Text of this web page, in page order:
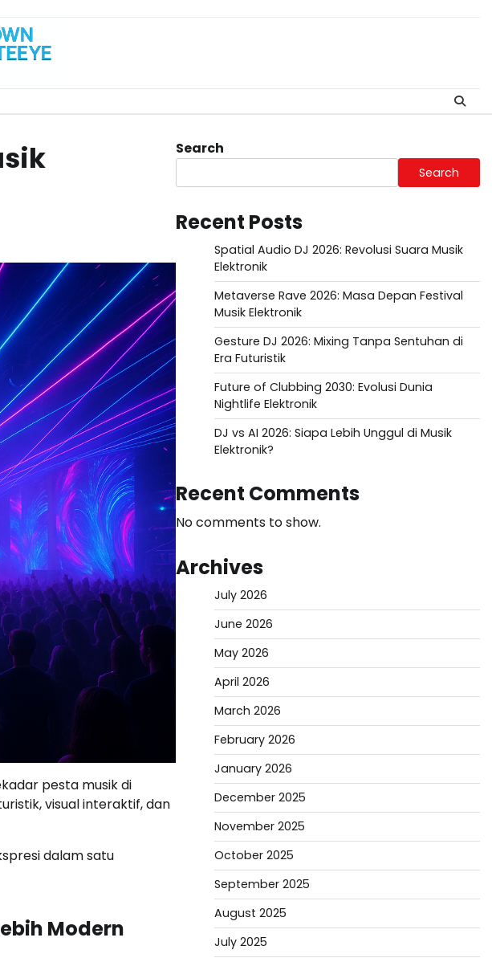
pesta musik di
visual interaktif, dan
dalam satu
Modern
Search
Search
Recent Posts
Spatial Audio DJ 2026: Revolusi Suara Musik
Elektronik
Metaverse Rave 2026: Masa Depan Festival
Musik Elektronik
Gesture DJ 2026: Mixing Tanpa Sentuhan di
Era Futuristik
Future of Clubbing 2030: Evolusi Dunia
Nightlife Elektronik
DJ vs AI 2026: Siapa Lebih Unggul di Musik
Elektronik?
Recent Comments
No comments to show.
Archives
July 2026
June 2026
May 2026
April 2026
March 2026
February 2026
January 2026
December 2025
November 2025
October 2025
September 2025
August 2025
July 2025